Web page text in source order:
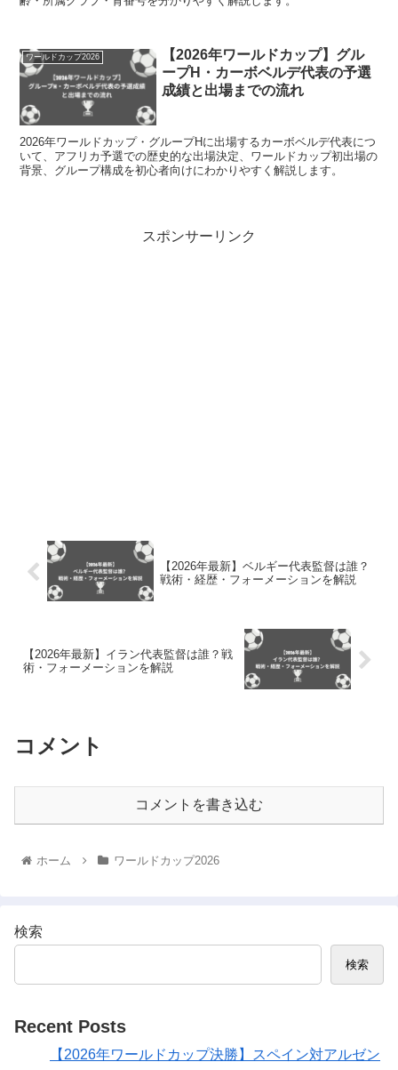
ワールドカップ2026
【2026年ワールドカップ】グル
ープH・カーボベルデ代表の予選
成績と出場までの流れ
2026年ワールドカップ・グループHに出場するカーボベルデ代表につ
いて、アフリカ予選での歴史的な出場決定、ワールドカップ初出場の
背景、グループ構成を初心者向けにわかりやすく解説します。
スポンサーリンク
【2026年最新】ベルギー代表監督は誰？
戦術・経歴・フォーメーションを解説
【2026年最新】イラン代表監督は誰？戦
術・フォーメーションを解説
コメント
コメントを書き込む
ホーム ワールドカップ2026
検索
検索
Recent Posts
【2026年ワールドカップ決勝】スペイン対アルゼン